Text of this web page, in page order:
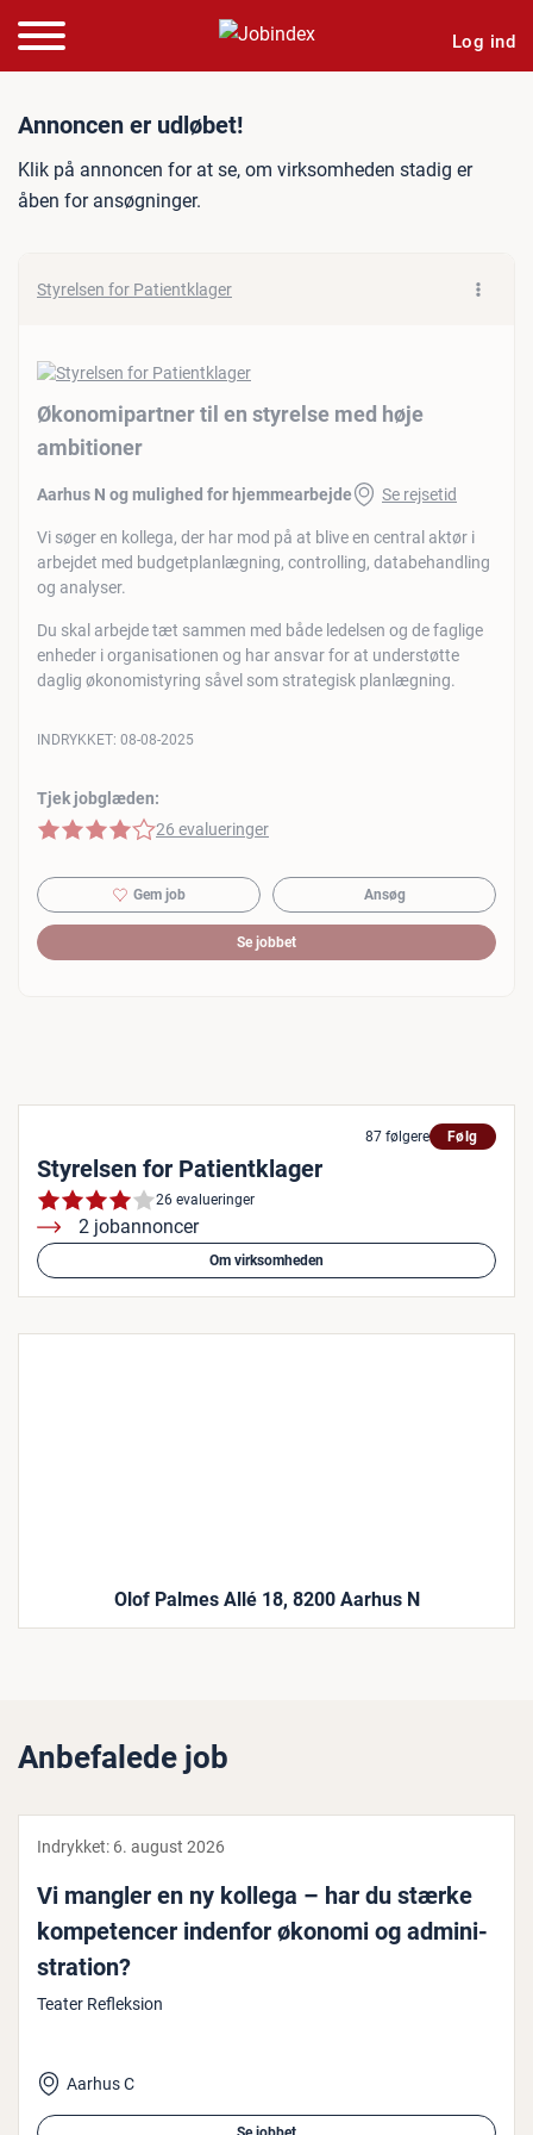
Log ind
Jobannonce:
Annoncen er udløbet!
Klik på annoncen for at se, om virksomheden stadig er
åben for ansøgninger.
Styrelsen for Patientklager
Økonomipartner til en styrelse med høje
ambitioner
Aarhus N og mulighed for hjemmearbejde Se rejsetid
Vi søger en kollega, der har mod på at blive en central aktør i
arbejdet med budgetplanlægning, controlling, databehandling
og analyser.
Du skal arbejde tæt sammen med både ledelsen og de faglige
enheder i organisationen og har ansvar for at understøtte
daglig økonomistyring såvel som strategisk planlægning.
Tjek jobglæden:
4 af 5 stjerner
26 evalueringer
INDRYKKET: 08-08-2025
Gem job Ansøg
Se jobbet
87 følgere Følg
Styrelsen for Patientklager
26 evalueringer
2 jobannoncer
Om virksomheden
Olof Palmes Allé 18, 8200 Aarhus N
Anbefalede job
Indrykket: 6. august 2026
Vi mangler en ny kollega – har du stærke
kom­pe­ten­cer indenfor økonomi og ad­mi­ni­
stra­tion?
Teater Refleksion
Aarhus C